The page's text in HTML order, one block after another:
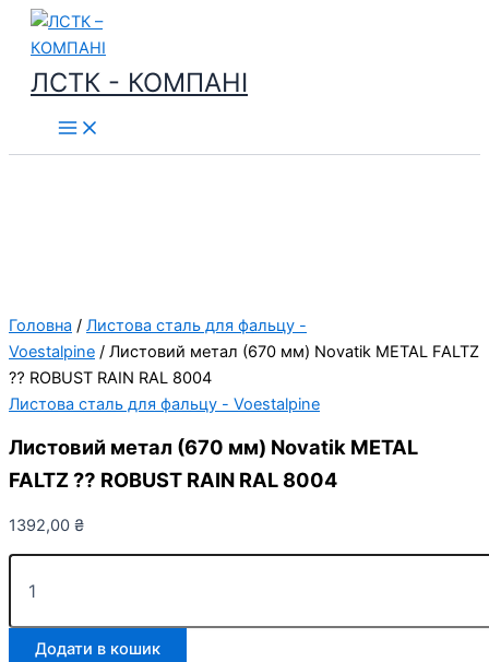
Перейти
вмісту
ЛСТК - КОМПАНІ
Головна / Листова сталь для фальцу -
Voestalpine / Листовий метал (670 мм) Novatik METAL FALTZ
⁇ ROBUST RAIN RAL 8004
Листова сталь для фальцу - Voestalpine
Листовий метал (670 мм) Novatik METAL
FALTZ ⁇ ROBUST RAIN RAL 8004
1392,00 ₴
Листовий
метал
мм)
Novatik
Додати в кошик